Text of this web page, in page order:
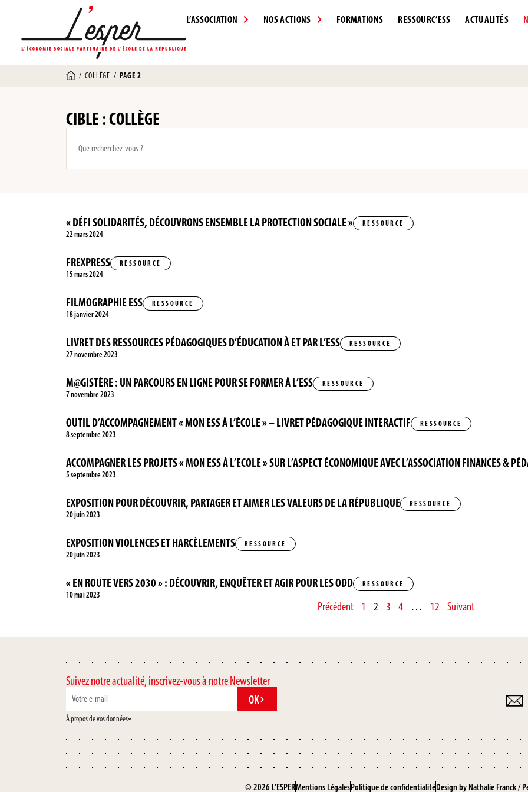
L’ASSOCIATION NOS ACTIONS FORMATIONS RESSOURC’ESS ACTUALITÉS
/COLLÈGE /PAGE 2
CIBLE : COLLÈGE
« DÉFI SOLIDARITÉS, DÉCOUVRONS ENSEMBLE LA PROTECTION SOCIALE » RESSOURCE
22 mars 2024
FREXPRESS RESSOURCE
15 mars 2024
FILMOGRAPHIE ESS RESSOURCE
18 janvier 2024
LIVRET DES RESSOURCES PÉDAGOGIQUES D’ÉDUCATION À ET PAR L’ESS RESSOURCE
27 novembre 2023
M@GISTÈRE : UN PARCOURS EN LIGNE POUR SE FORMER À L’ESS RESSOURCE
7 novembre 2023
OUTIL D’ACCOMPAGNEMENT « MON ESS À L’ÉCOLE » – LIVRET PÉDAGOGIQUE INTERACTIF RESSOURCE
8 septembre 2023
ACCOMPAGNER LES PROJETS « MON ESS À L’ECOLE » SUR L’ASPECT ÉCONOMIQUE AVEC L’ASSOCIATION FINANCES &
5 septembre 2023
EXPOSITION POUR DÉCOUVRIR, PARTAGER ET AIMER LES VALEURS DE LA RÉPUBLIQUE RESSOURCE
20 juin 2023
EXPOSITION VIOLENCES ET HARCÈLEMENTS RESSOURCE
20 juin 2023
« EN ROUTE VERS 2030 » : DÉCOUVRIR, ENQUÊTER ET AGIR POUR LES ODD RESSOURCE
10 mai 2023
Précédent 1 2 3 4 … 12 Suivant
Suivez notre actualité, inscrivez-vous à notre Newsletter
OK
À propos de vos données
© 2026 L’ESPERMentions LégalesPolitique de confidentialitéDesign by Nathalie Franck/